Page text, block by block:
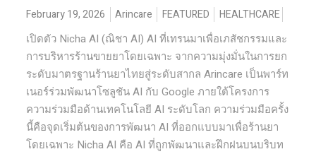
February 19, 2026 Arincare FEATURED HEALTHCARE
เปิดตัว Nicha AI (ณิชา AI) AI ที่เทรนมาเพื่อเภสัชกรรมและ
การบริหารร้านขายยาโดยเฉพาะ จากความมุ่งมั่นในการยก
ระดับมาตรฐานร้านยาไทยสู่ระดับสากล Arincare เป็นพาร์ท
เนอร์ร่วมพัฒนาโซลูชัน AI กับ Google ภายใต้โครงการ
ความร่วมมือด้านเทคโนโลยี AI ระดับโลก ความร่วมมือครั้ง
นี้คือจุดเริ่มต้นของการพัฒนา AI ที่ออกแบบมาเพื่อร้านยา
โดยเฉพาะ Nicha AI คือ AI ที่ถูกพัฒนาและฝึกฝนบนบริบท